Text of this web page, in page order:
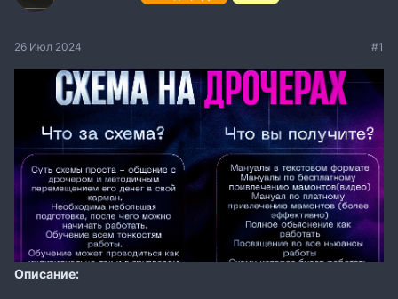
26 Июл 2024 #1
Описание: